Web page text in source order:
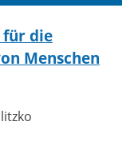
die
Menschen